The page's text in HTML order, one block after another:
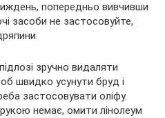
попередньо вивчивши
засоби не застосовуйте,
зручно видаляти
швидко усунути бруд і
застосовувати оліфу.
немає, омити лінолеум